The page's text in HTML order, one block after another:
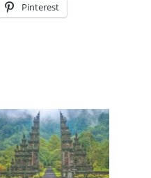
Pinterest